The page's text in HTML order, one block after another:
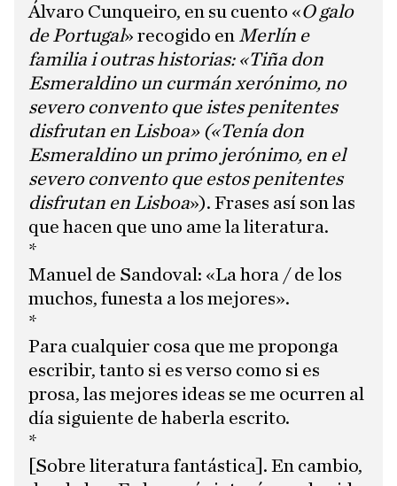
Álvaro Cunqueiro, en su cuento «O galo
de Portugal» recogido en Merlín e
familia i outras historias: «Tiña don
Esmeraldino un curmán xerónimo, no
severo convento que istes penitentes
disfrutan en Lisboa» («Tenía don
Esmeraldino un primo jerónimo, en el
severo convento que estos penitentes
disfrutan en Lisboa»). Frases así son las
que hacen que uno ame la literatura.
*
Manuel de Sandoval: «La hora / de los
muchos, funesta a los mejores».
*
Para cualquier cosa que me proponga
escribir, tanto si es verso como si es
prosa, las mejores ideas se me ocurren al
día siguiente de haberla escrito.
*
[Sobre literatura fantástica]. En cambio,